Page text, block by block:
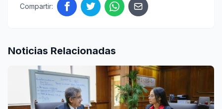
Compartir:
Noticias Relacionadas